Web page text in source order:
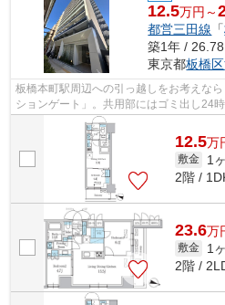
12.5万円～
都営三田線 「
築1年 /
東京都板橋区
板橋本町駅周辺への引っ越しをお考えな
ションゲート」。共用部にはゴミ出し24
設備やサービスが揃っているので便利で...
12.5万
敷金 1
2階 /
23.6万
敷金 1
2階 /